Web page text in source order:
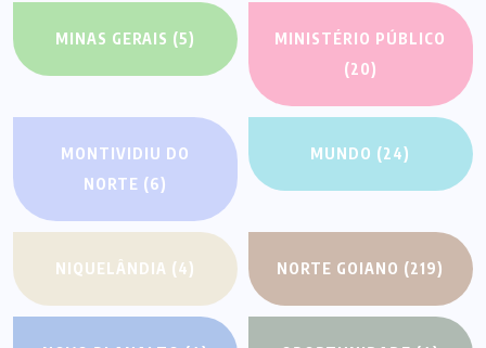
MINAS GERAIS (5)
MINISTÉRIO PÚBLICO
(20)
MONTIVIDIU DO
NORTE (6)
MUNDO (24)
NIQUELÂNDIA (4) NORTE GOIANO (219)